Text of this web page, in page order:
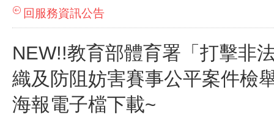
回服務資訊公告
NEW!!教育部體育署「打擊非
織及防阻妨害賽事公平案件檢
海報電子檔下載~